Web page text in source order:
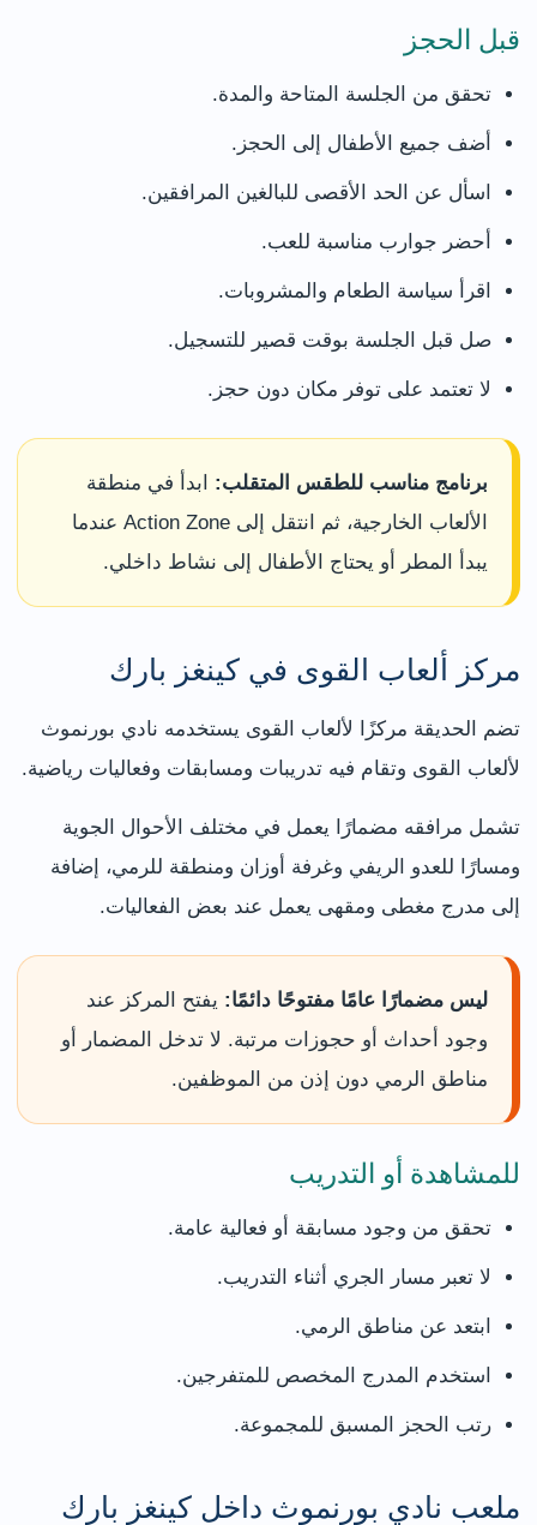
قبل الحجز
تحقق من الجلسة المتاحة والمدة.
أضف جميع الأطفال إلى الحجز.
اسأل عن الحد الأقصى للبالغين المرافقين.
أحضر جوارب مناسبة للعب.
اقرأ سياسة الطعام والمشروبات.
صل قبل الجلسة بوقت قصير للتسجيل.
لا تعتمد على توفر مكان دون حجز.
برنامج مناسب للطقس المتقلب: ابدأ في منطقة
الألعاب الخارجية، ثم انتقل إلى Action Zone عندما
يبدأ المطر أو يحتاج الأطفال إلى نشاط داخلي.
مركز ألعاب القوى في كينغز بارك
تضم الحديقة مركزًا لألعاب القوى يستخدمه نادي بورنموث
لألعاب القوى وتقام فيه تدريبات ومسابقات وفعاليات رياضية.
تشمل مرافقه مضمارًا يعمل في مختلف الأحوال الجوية
ومسارًا للعدو الريفي وغرفة أوزان ومنطقة للرمي، إضافة
إلى مدرج مغطى ومقهى يعمل عند بعض الفعاليات.
ليس مضمارًا عامًا مفتوحًا دائمًا: يفتح المركز عند
وجود أحداث أو حجوزات مرتبة. لا تدخل المضمار أو
مناطق الرمي دون إذن من الموظفين.
للمشاهدة أو التدريب
تحقق من وجود مسابقة أو فعالية عامة.
لا تعبر مسار الجري أثناء التدريب.
ابتعد عن مناطق الرمي.
استخدم المدرج المخصص للمتفرجين.
رتب الحجز المسبق للمجموعة.
ملعب نادي بورنموث داخل كينغز بارك